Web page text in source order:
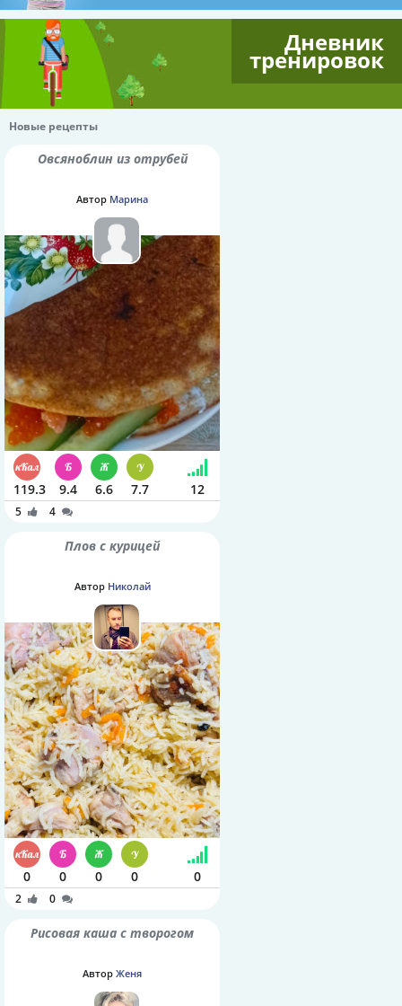
Дневник
тренировок
Новые рецепты
Овсяноблин из отрубей
Автор Марина
119.3 9.4 6.6 7.7 12
5 4
Плов с курицей
Автор Николай
0 0 0 0 0
2 0
Рисовая каша с творогом
Автор Женя